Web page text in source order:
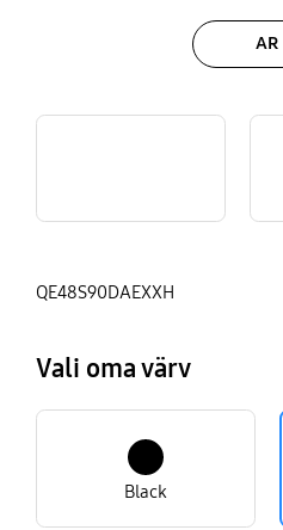
AR
QE48S90DAEXXH
Vali oma värv
Black